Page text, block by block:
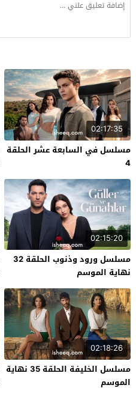
02:17:35
مسلسل في السابعة عشر الحلقة
4
02:15:20
مسلسل ورود وذنوب الحلقة 32
نهاية الموسم
02:18:26
مسلسل الخليفة الحلقة 35 نهاية
الموسم